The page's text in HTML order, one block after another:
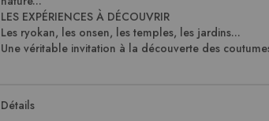
LES EXPÉRIENCES À DÉCOUVRIR
Les ryokan, les onsen, les temples, les jardins...
Une véritable invitation à la découverte des
Détails